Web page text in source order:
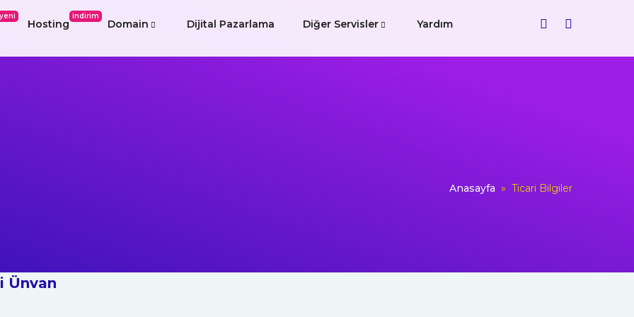
yeni
Hosting
indirim
Domain Dijital Pazarlama Diğer Servisler Yardım
Anasayfa » Ticari Bilgiler
Ünvan